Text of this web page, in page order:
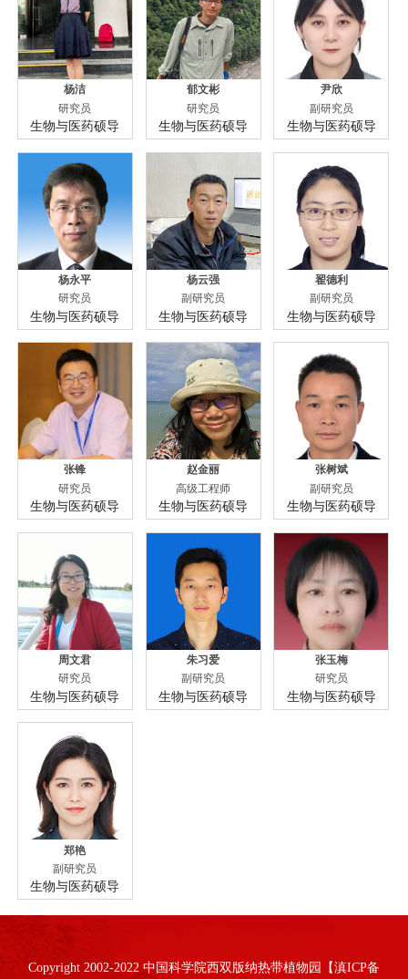
杨洁
研究员
生物与医药硕导
郁文彬
研究员
生物与医药硕导
尹欣
副研究员
生物与医药硕导
杨永平
研究员
生物与医药硕导
杨云强
副研究员
生物与医药硕导
翟德利
副研究员
生物与医药硕导
张锋
研究员
生物与医药硕导
赵金丽
高级工程师
生物与医药硕导
张树斌
副研究员
生物与医药硕导
周文君
研究员
生物与医药硕导
朱习爱
副研究员
生物与医药硕导
张玉梅
研究员
生物与医药硕导
郑艳
副研究员
生物与医药硕导
Copyright 2002-2022 中国科学院西双版纳热带植物园【滇ICP备